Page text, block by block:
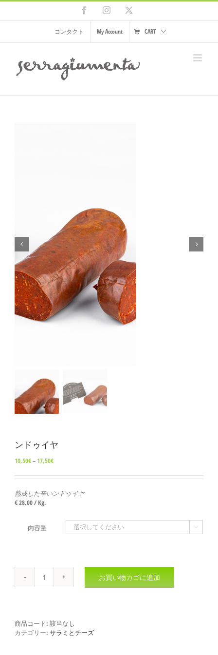
Skip
content
FacebookInstagram
コンタクト My Account CART
ンドゥイヤ
10,50€–17,50€価
帯:
–
熟成した辛いンドゥイヤ
€ 28,00 / Kg.
内容量 
ン
ド
個
お買い物カゴに追加
商品コード: 該当なし
カテゴリー: サラミとチーズ